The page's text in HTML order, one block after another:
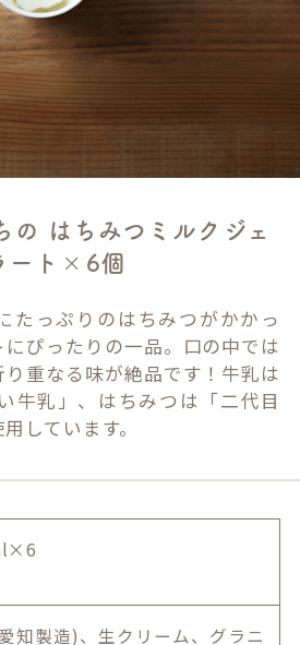
の はちみつミルクジェ
ート×6個
たっぷりのはちみつがかかっ
ぴったりの一品。口の中では
重なる味が絶品です！牛乳は
牛乳」、はちみつは「二代目
しています。
知製造)、生クリーム、グラニ